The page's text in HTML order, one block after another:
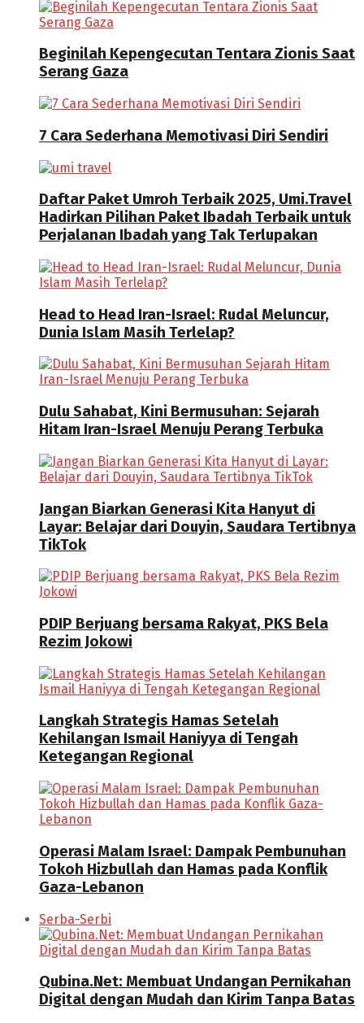
Beginilah Kepengecutan Tentara Zionis Saat
Serang Gaza
7 Cara Sederhana Memotivasi Diri Sendiri
Daftar Paket Umroh Terbaik 2025, Umi.Travel
Hadirkan Pilihan Paket Ibadah Terbaik untuk
Perjalanan Ibadah yang Tak Terlupakan
Head to Head Iran-Israel: Rudal Meluncur,
Dunia Islam Masih Terlelap?
Dulu Sahabat, Kini Bermusuhan: Sejarah
Hitam Iran-Israel Menuju Perang Terbuka
Jangan Biarkan Generasi Kita Hanyut di
Layar: Belajar dari Douyin, Saudara Tertibnya
TikTok
PDIP Berjuang bersama Rakyat, PKS Bela
Rezim Jokowi
Langkah Strategis Hamas Setelah
Kehilangan Ismail Haniyya di Tengah
Ketegangan Regional
Operasi Malam Israel: Dampak Pembunuhan
Tokoh Hizbullah dan Hamas pada Konflik
Gaza-Lebanon
Serba-Serbi
Qubina.Net: Membuat Undangan Pernikahan
Digital dengan Mudah dan Kirim Tanpa Batas